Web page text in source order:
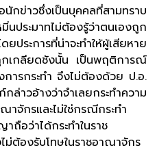
าวซึ่งเป็นบุคคลที่สามทราบ
ระมาทไม่ต้องรู้ว่าตนเองถูก
ระการที่น่าจะทำให้ผู้เสียหาย
เกลียดชังนั้น เป็นพฤติการณ์
การกระทำ จึงไม่ต้องด้วย ป.อ.
าวอ้างว่าจำเลยกระทำความ
าจักรและไม่ใช่กรณีกระทำ
ถือว่าได้กระทำในราช
ต้องรับโทษในราชอาณาจักร